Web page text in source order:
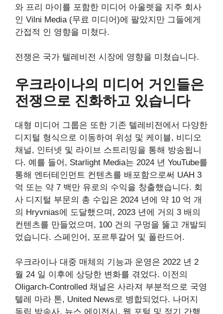
와 프리 마이를 포함한 미디어 아울렛을 지주 회사
인 Vilni Media (무료 미디어)에 팔았지만 그들에게
간접적 인 영향을 미쳤다.
전쟁은 국가 텔레비전 시장에 영향을 미쳤습니다.
우크라이나의 미디어 거인들은
전쟁으로 진화하고 있습니다
대형 미디어 그룹은 또한 기존 텔레비전에서 다양한
디지털 형식으로 이동하여 위성 및 케이블, 비디오
채널, 인터넷 및 라이브 스트리밍을 통해 방송됩니
다. 예를 들어, Starlight Media는 2024 년 YouTube를
통해 엔터테인먼트 컨텐츠를 배포함으로써 UAH 3
억 또는 약 7 백만 유로의 수익을 창출했습니다. 회
사 디지털 부문의 총 수입은 2024 년에 약 10 억 개
의 Hryvnias에 도달했으며, 2023 년에 거의 3 배의
컨텐츠를 만들었으며, 100 건의 구멍을 뚫고 개발되
었습니다. 스페인어, 포르투갈어 및 폴란드어.
우크라이나 대중 매체의 기능과 운영은 2022 년 2
월 24 일 이후에 상당한 변화를 겪었다. 이전의
Oligarch-Controlled 채널은 사라져 부분적으로 국영
텔레 마라 톤, United News로 병합되었다. 나머지
독립 방송사, 뉴스 에이전시, 웹 포털 및 정기 간행